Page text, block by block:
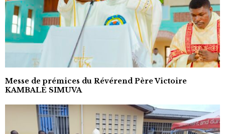
Messe de prémices du Révérend Père Victoire
KAMBALE SIMUVA